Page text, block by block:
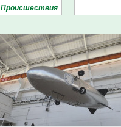
Проиcшествия